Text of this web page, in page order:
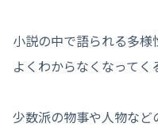
小説の中で語られる多
よくわからなくなってく
少数派の物事や人物など